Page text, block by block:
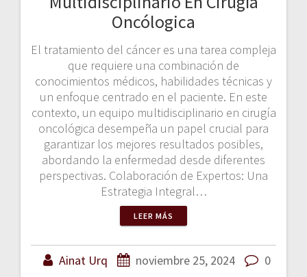
Oncólogica
El tratamiento del cáncer es una tarea compleja
que requiere una combinación de
conocimientos médicos, habilidades técnicas y
un enfoque centrado en el paciente. En este
contexto, un equipo multidisciplinario en cirugía
oncológica desempeña un papel crucial para
garantizar los mejores resultados posibles,
abordando la enfermedad desde diferentes
perspectivas. Colaboración de Expertos: Una
Estrategia Integral…
LEER MÁS
Ainat Urq noviembre 25, 2024 0